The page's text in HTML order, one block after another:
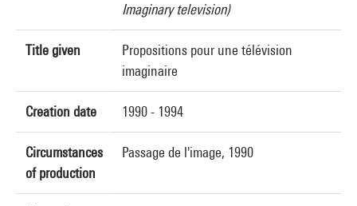
Imaginary television)
Title given
Propositions pour une télévision
imaginaire
Creation date 1990 - 1994
Circumstances
of production
Passage de l'image, 1990